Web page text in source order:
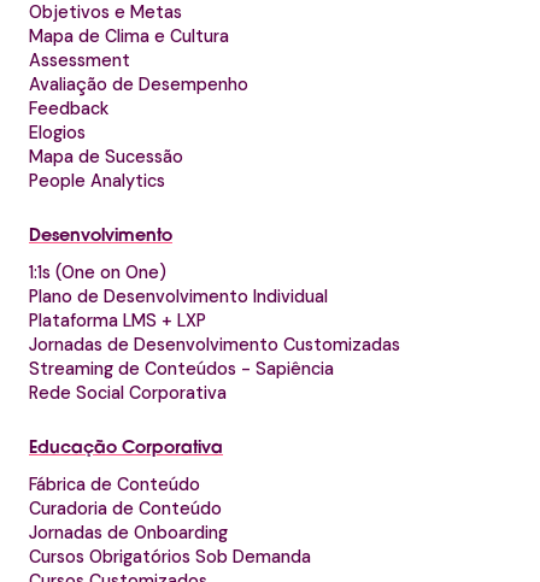
Objetivos e Metas
Mapa de Clima e Cultura
Assessment
Avaliação de Desempenho
Feedback
Elogios
Mapa de Sucessão
People Analytics
Desenvolvimento
1:1s (One on One)
Plano de Desenvolvimento Individual
Plataforma LMS + LXP
Jornadas de Desenvolvimento Customizadas
Streaming de Conteúdos - Sapiência
Rede Social Corporativa
Educação Corporativa
Fábrica de Conteúdo
Curadoria de Conteúdo
Jornadas de Onboarding
Cursos Obrigatórios Sob Demanda